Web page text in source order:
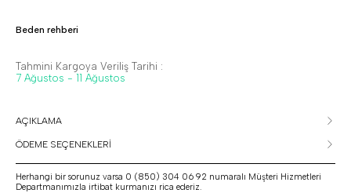
Beden rehberi
Tahmini Kargoya Veriliş Tarihi :
7 Ağustos - 11 Ağustos
AÇIKLAMA
ÖDEME SEÇENEKLERİ
Herhangi bir sorunuz varsa 0 (850) 304 06 92 numaralı Müşteri Hizmetleri
Departmanımızla irtibat kurmanızı rica ederiz.